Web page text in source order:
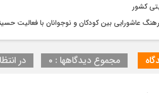
کشور
عاشورایی بین کودکان و نوجوانان با فعالیت
مجموع دیدگاهها : 0 در